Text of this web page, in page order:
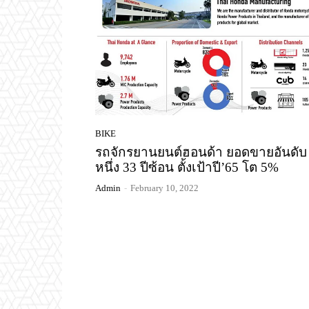
BIKE
รถจักรยานยนต์ฮอนด้า ยอดขายอันดับ
หนึ่ง 33 ปีซ้อน ตั้งเป้าปี’65 โต 5%
Admin - February 10, 2022